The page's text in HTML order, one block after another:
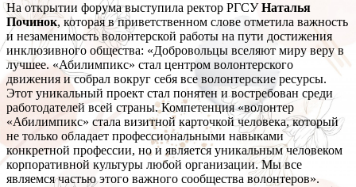
На открытии форума выступила ректор РГСУНаталья
Починок, которая в приветственном слове отметила важность
и незаменимость волонтерской работы на пути достижения
инклюзивного общества: «Добровольцы вселяют миру веру в
лучшее. «Абилимпикс» стал центром волонтерского
движения и собрал вокруг себя все волонтерские ресурсы.
Этот уникальный проект стал понятен и востребован среди
работодателей всей страны. Компетенция «волонтер
«Абилимпикс» стала визитной карточкой человека, который
не только обладает профессиональными навыками
конкретной профессии, но и является уникальным человеком
корпоративной культуры любой организации. Мы все
являемся частью этого важного сообщества волонтеров».